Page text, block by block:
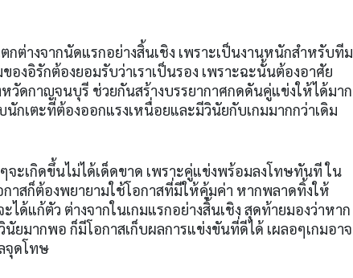
กต่างจากนัดแรกอย่างสิ้นเชิง เพราะเป็นงานหนักสำหรับทีม
งอิรักต้องยอมรับว่าเราเป็นรอง เพราะฉะนั้นต้องอาศัย
วัดกาญจนบุรี ช่วยกันสร้างบรรยากาศกดดันคู่แข่งให้ได้มาก
นักเตะที่ต้องออกแรงเหนื่อยและมีวินัยกับเกมมากกว่าเดิม
จะเกิดขึ้นไม่ได้เด็ดขาด เพราะคู่แข่งพร้อมลงโทษทันที ใน
กาสก็ต้องพยายามใช้โอกาสที่มีให้คุ้มค่า หากพลาดทิ้งให้
ได้แก้ตัว ต่างจากในเกมแรกอย่างสิ้นเชิง สุดท้ายมองว่าหาก
นัยมากพอ ก็มีโอกาสเก็บผลการแข่งขันที่ดีได้ เผลอๆเกมอาจ
จุดโทษ